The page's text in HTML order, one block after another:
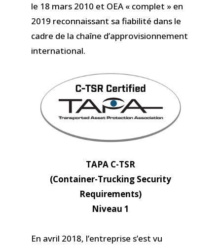
le 18 mars 2010 et OEA « complet » en
2019 reconnaissant sa fiabilité dans le
cadre de la chaîne d’approvisionnement
international.
TAPA C-TSR
(Container-Trucking Security
Requirements)
Niveau 1
En avril 2018, l’entreprise s’est vu